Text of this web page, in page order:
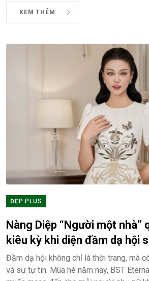
XEM THÊM
ĐẸP PLUS
Nàng Diệp “Người một nhà”
kiêu kỳ khi diện đầm dạ hội
Đầm dạ hội không chỉ là thời trang, mà
và sự tự tin. Mùa hè năm nay, BST